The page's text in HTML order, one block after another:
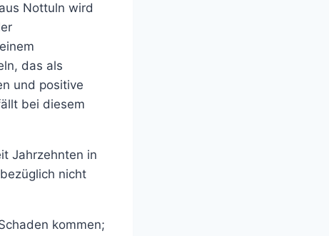
Nottuln wird
das als
und positive
bei diesem
Jahrzehnten in
nicht
kommen;